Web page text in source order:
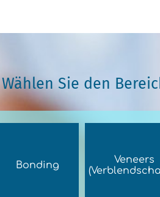
Wählen Sie den
Bonding
Veneers